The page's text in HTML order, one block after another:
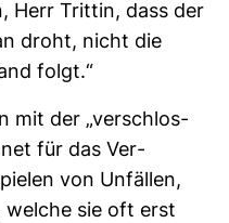
Herr Trittin, dass der
droht, nicht die
folgt.“
mit der „ver­schlos­
für das Ver­
von Unfällen,
welche sie oft erst